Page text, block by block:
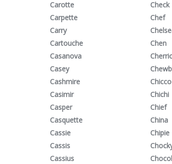
Carotte
Carpette
Carry
Cartouche
Casanova
Casey
Cashmire
Casimir
Casper
Casquette
Cassie
Cassis
Cassius
Check
Chef
Chen
Chicco
Chichi
Chief
China
Chipie